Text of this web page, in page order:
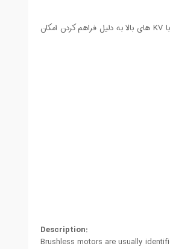
موتور براشلس دارای قدرت، تراست و KV های مختلفی هستند. هرچقدر KV یک موتور بیشتر باشد ، سرعت چرخش موتور در واحد زمان نیز بیشتر می شود. بنابراین میتوان گفت، موتورهایی با KV های بالا به دلیل فراهم کردن امکان
Description:
Brushless motors are usually